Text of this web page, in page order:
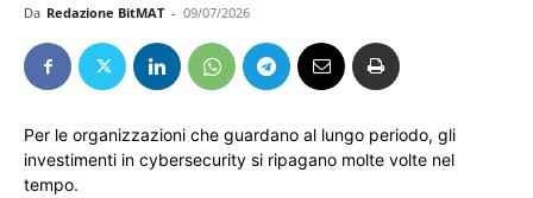
Da Redazione BitMAT - 09/07/2026
Per le organizzazioni che guardano al lungo periodo, gli
investimenti in cybersecurity si ripagano molte volte nel
tempo.